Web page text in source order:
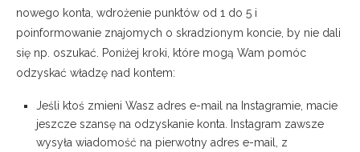
nowego konta, wdrożenie punktów od 1 do 5 i
poinformowanie znajomych o skradzionym koncie, by nie dali
się np. oszukać. Poniżej kroki, które mogą Wam pomóc
odzyskać władzę nad kontem:
Jeśli ktoś zmieni Wasz adres e-mail na Instagramie, macie
jeszcze szansę na odzyskanie konta. Instagram zawsze
wysyła wiadomość na pierwotny adres e-mail, z